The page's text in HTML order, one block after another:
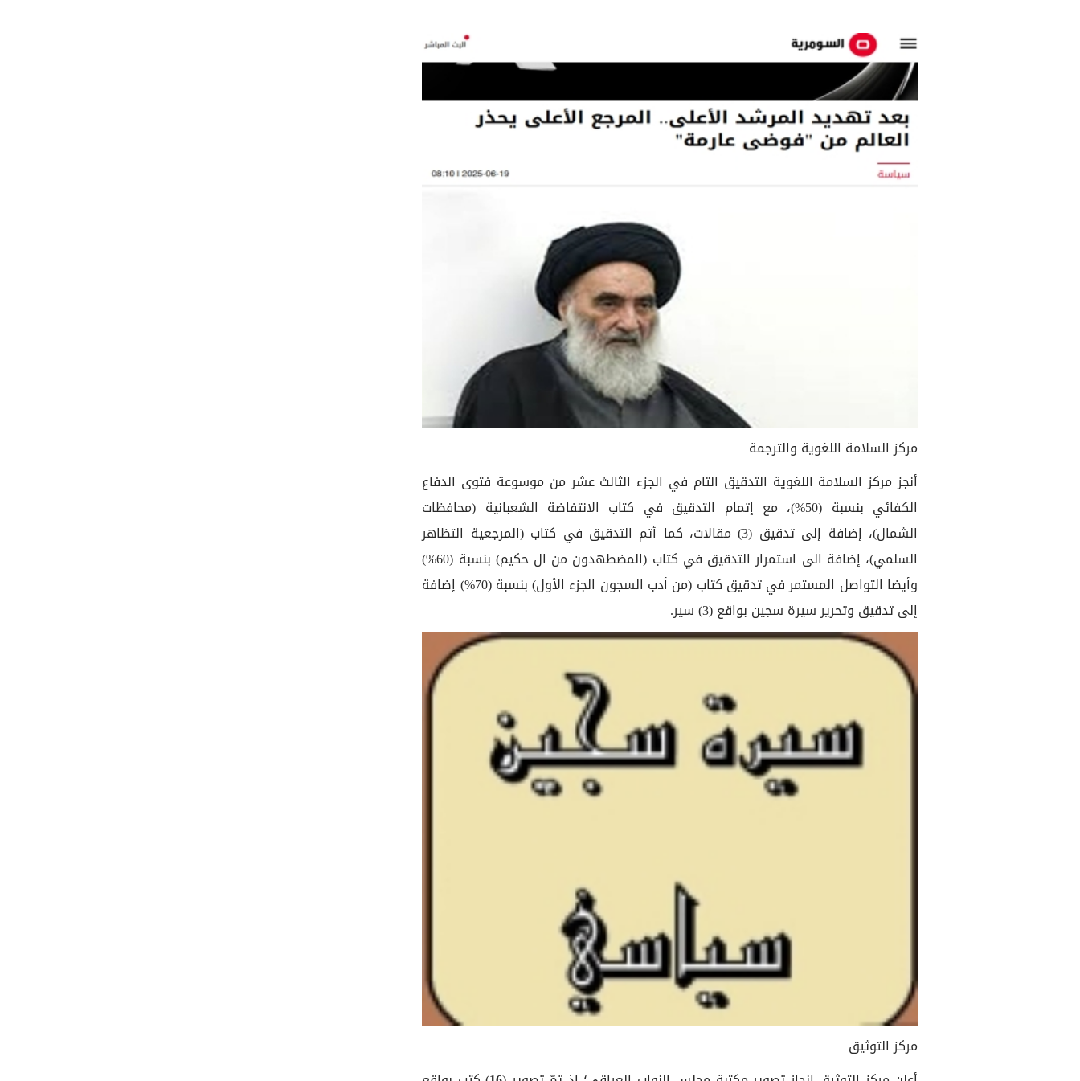
مركز السلامة اللغوية والترجمة
أنجز مركز السلامة اللغوية التدقيق التام في الجزء الثالث عشر من موسوعة فتوى الدفاع
الكفائي بنسبة (50%)، مع إتمام التدقيق في كتاب الانتفاضة الشعبانية (محافظات
الشمال)، إضافة إلى تدقيق (3) مقالات، كما أتم التدقيق في كتاب (المرجعية التظاهر
السلمي)، إضافة الى استمرار التدقيق في كتاب (المضطهدون من ال حكيم) بنسبة (60%)
وأيضا التواصل المستمر في تدقيق كتاب (من أدب السجون الجزء الأول) بنسبة (70%) إضافة
إلى تدقيق وتحرير سيرة سجين بواقع (3) سير.
مركز التوثيق